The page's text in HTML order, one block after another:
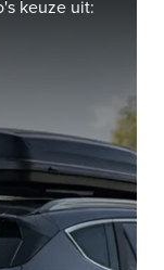
keuze uit: